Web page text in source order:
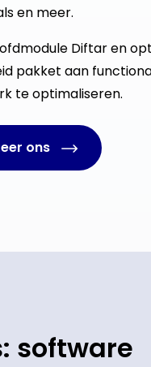
en meer.
Diftar en
pakket aan
te optimaliseren.
ons
software